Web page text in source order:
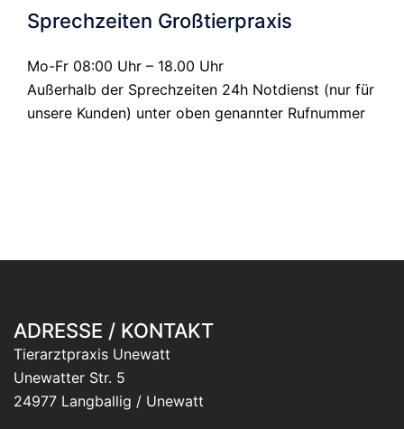
Sprechzeiten Großtierpraxis
Mo-Fr 08:00 Uhr – 18.00 Uhr
Außerhalb der Sprechzeiten 24h Notdienst (nur für
unsere Kunden) unter oben genannter Rufnummer
ADRESSE / KONTAKT
Tierarztpraxis Unewatt
Unewatter Str. 5
24977 Langballig / Unewatt